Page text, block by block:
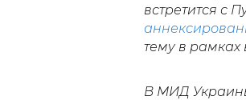
встретится с
тему в рамках
В МИД